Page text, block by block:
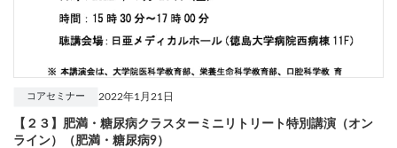
2022年1月21日
コアセミナー
【２３】肥満・糖尿病クラスターミニリトリート特別講演（オン
ライン）（肥満・糖尿病9）